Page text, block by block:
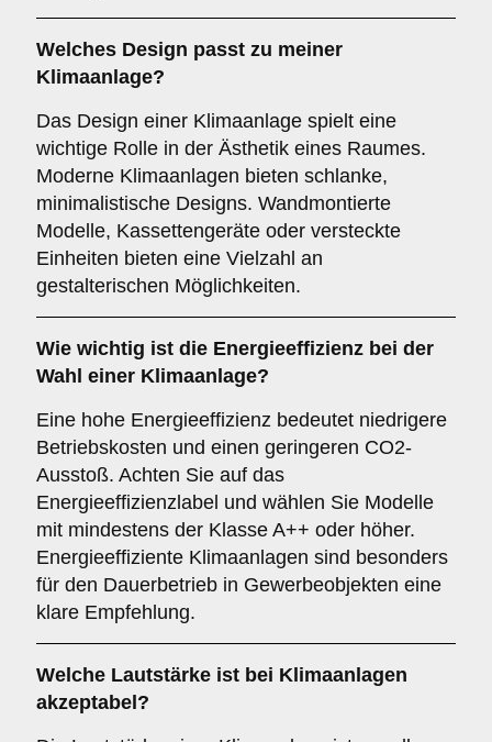
Welches Design passt zu meiner
Klimaanlage?
Das Design einer Klimaanlage spielt eine
wichtige Rolle in der Ästhetik eines Raumes.
Moderne Klimaanlagen bieten schlanke,
minimalistische Designs. Wandmontierte
Modelle, Kassettengeräte oder versteckte
Einheiten bieten eine Vielzahl an
gestalterischen Möglichkeiten.
Wie wichtig ist die Energieeffizienz bei der
Wahl einer Klimaanlage?
Eine hohe Energieeffizienz bedeutet niedrigere
Betriebskosten und einen geringeren CO2-
Ausstoß. Achten Sie auf das
Energieeffizienzlabel und wählen Sie Modelle
mit mindestens der Klasse A++ oder höher.
Energieeffiziente Klimaanlagen sind besonders
für den Dauerbetrieb in Gewerbeobjekten eine
klare Empfehlung.
Welche Lautstärke ist bei Klimaanlagen
akzeptabel?